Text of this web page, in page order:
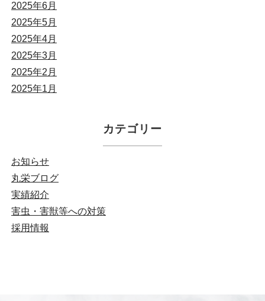
2025年6月
2025年5月
2025年4月
2025年3月
2025年2月
2025年1月
カテゴリー
お知らせ
丸栄ブログ
実績紹介
害虫・害獣等への対策
採用情報